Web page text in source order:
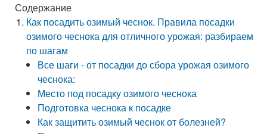
Содержание
Как посадить озимый чеснок. Правила посадки
озимого чеснока для отличного урожая: разбираем
по шагам
Все шаги - от посадки до сбора урожая озимого
чеснока:
Место под посадку озимого чеснока
Подготовка чеснока к посадке
Как защитить озимый чеснок от болезней?